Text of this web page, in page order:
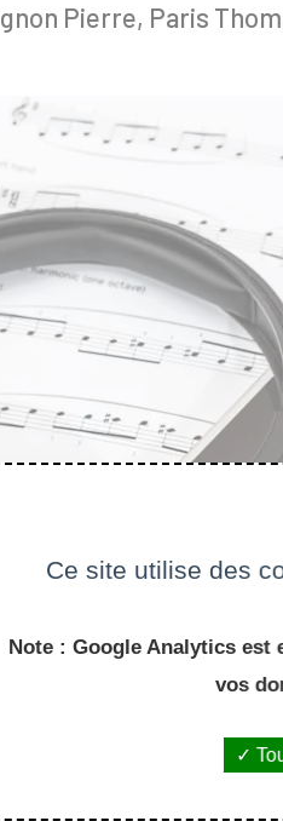
Pierre, Paris
Ce site utilise des
Note : Google Analytics est
vos